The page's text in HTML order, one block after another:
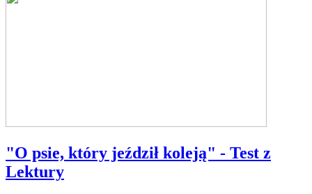
"O psie, który jeździł koleją" - Test z
Lektury